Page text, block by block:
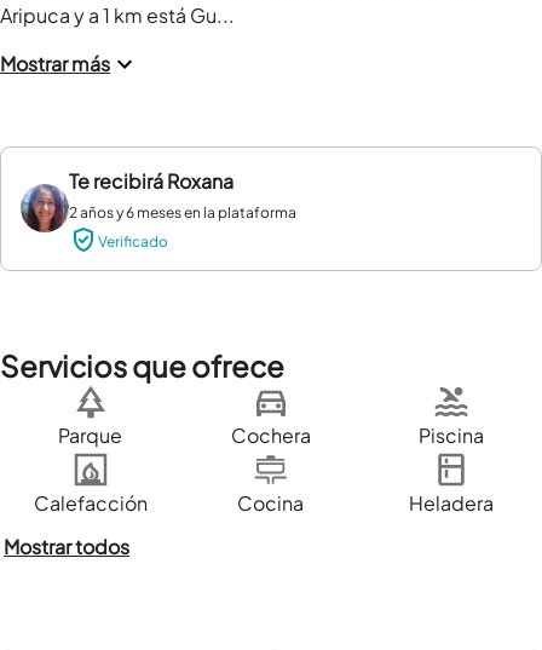
Aripuca y a 1 km está Gu...
Mostrar más
Te recibiráRoxana
2 años y 6 meses en la plataforma
Verificado
Servicios que ofrece
Parque Cochera Piscina
Calefacción Cocina
Heladera
Mostrar todos